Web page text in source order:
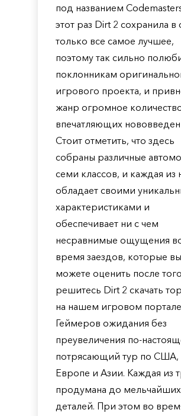
под названием
этот раз Dirt 2 сохранила в
только все самое лучшее,
поэтому так сильно
поклонникам
игрового проекта, и
жанр огромное
впечатляющих
Стоит отметить, что здесь
собраны различные
семи классов, и каждая из
обладает своими
характеристиками и
обеспечивает ни с чем
несравнимые ощущения
время заездов, которые вы
можете оценить после
решитесь Dirt 2 скачать
на нашем игровом
Геймеров ожидания без
преувеличения по-
потрясающий тур по США,
Европе и Азии. Каждая из
продумана до мельчайших
деталей. При этом во